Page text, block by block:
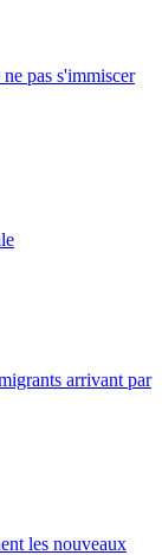
pas s'immiscer
arrivant par
les nouveaux